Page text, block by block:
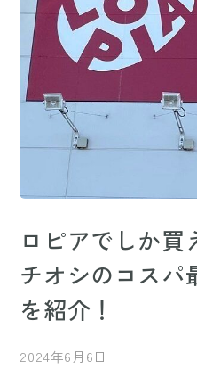
ロピアでしか買
チオシのコスパ
を紹介！
2024年6月6日